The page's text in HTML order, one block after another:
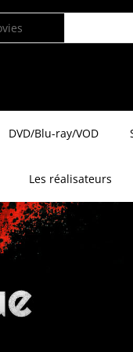
DVD/Blu-ray/VOD
Les réalisateurs